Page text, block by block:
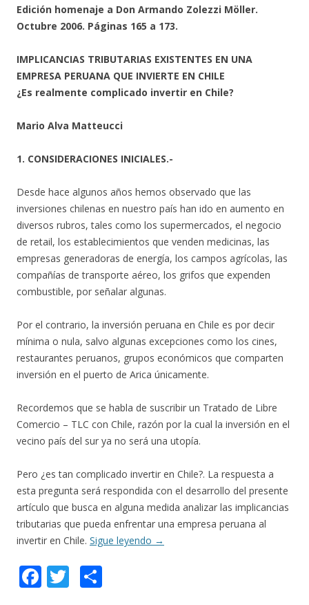
Edición homenaje a Don Armando Zolezzi Möller.
Octubre 2006. Páginas 165 a 173.
IMPLICANCIAS TRIBUTARIAS EXISTENTES EN UNA
EMPRESA PERUANA QUE INVIERTE EN CHILE
¿Es realmente complicado invertir en Chile?
Mario Alva Matteucci
1. CONSIDERACIONES INICIALES.-
Desde hace algunos años hemos observado que las
inversiones chilenas en nuestro país han ido en aumento en
diversos rubros, tales como los supermercados, el negocio
de retail, los establecimientos que venden medicinas, las
empresas generadoras de energía, los campos agrícolas, las
compañías de transporte aéreo, los grifos que expenden
combustible, por señalar algunas.
Por el contrario, la inversión peruana en Chile es por decir
mínima o nula, salvo algunas excepciones como los cines,
restaurantes peruanos, grupos económicos que comparten
inversión en el puerto de Arica únicamente.
Recordemos que se habla de suscribir un Tratado de Libre
Comercio – TLC con Chile, razón por la cual la inversión en el
vecino país del sur ya no será una utopía.
Pero ¿es tan complicado invertir en Chile?. La respuesta a
esta pregunta será respondida con el desarrollo del presente
artículo que busca en alguna medida analizar las implicancias
tributarias que pueda enfrentar una empresa peruana al
invertir en Chile. Sigue leyendo →
F T